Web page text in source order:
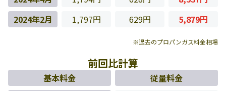
2024年2月
1,797円 629円 5,879円
※過去のプロパンガス料金相場
前回比計算
基本料金
従量料金